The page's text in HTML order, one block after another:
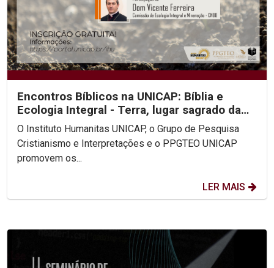
Encontros Bíblicos na UNICAP: Bíblia e
Ecologia Integral - Terra, lugar sagrado da
criação
O Instituto Humanitas UNICAP, o Grupo de Pesquisa
Cristianismo e Interpretações e o PPGTEO UNICAP
promovem os...
LER MAIS